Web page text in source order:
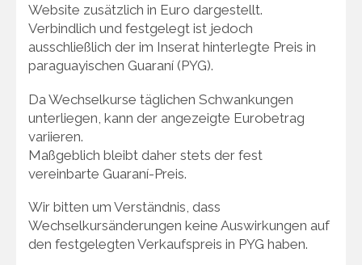
Website zusätzlich in Euro dargestellt.
Verbindlich und festgelegt ist jedoch
ausschließlich der im Inserat hinterlegte Preis in
paraguayischen Guaraní (PYG).
Da Wechselkurse täglichen Schwankungen
unterliegen, kann der angezeigte Eurobetrag
variieren.
Maßgeblich bleibt daher stets der fest
vereinbarte Guaraní-Preis.
Wir bitten um Verständnis, dass
Wechselkursänderungen keine Auswirkungen auf
den festgelegten Verkaufspreis in PYG haben.